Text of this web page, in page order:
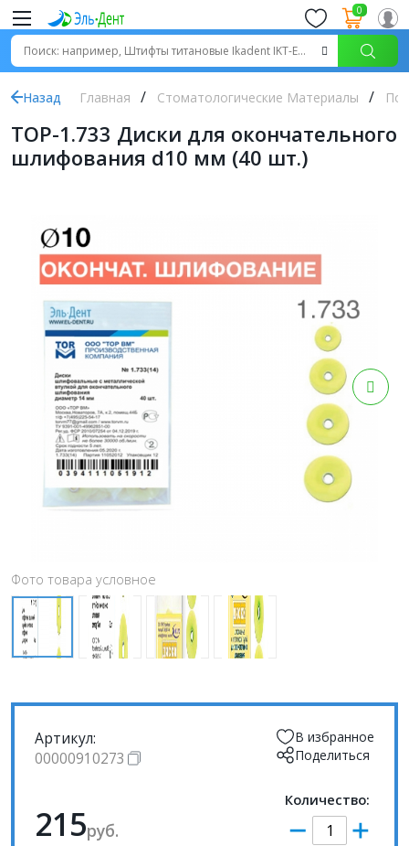
0
Назад Главная Стоматологические Материалы
ТОР-1.733 Диски для окончательного
шлифования d10 мм (40 шт.)
Фото товара условное
Артикул:
00000910273
В избранное
Поделиться
215руб.
Количество: